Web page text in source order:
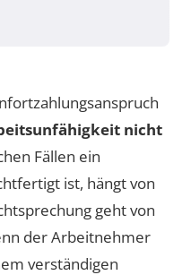
nicht
Fällen ein
ist, hängt von
geht von
der Arbeitnehmer
verständigen